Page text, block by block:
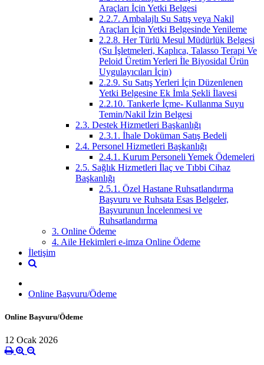
Araçları İçin Yetki Belgesi
2.2.7. Ambalajlı Su Satış veya Nakil
Araçları İçin Yetki Belgesinde Yenileme
2.2.8. Her Türlü Mesul Müdürlük Belgesi
(Su İşletmeleri, Kaplıca, Talasso Terapi Ve
Peloid Üretim Yerleri İle Biyosidal Ürün
Uygulayıcıları İçin)
2.2.9. Su Satış Yerleri İçin Düzenlenen
Yetki Belgesine Ek İmla Şekli İlavesi
2.2.10. Tankerle İçme- Kullanma Suyu
Temin/Nakil İzin Belgesi
2.3. Destek Hizmetleri Başkanlığı
2.3.1. İhale Doküman Satış Bedeli
2.4. Personel Hizmetleri Başkanlığı
2.4.1. Kurum Personeli Yemek Ödemeleri
2.5. Sağlık Hizmetleri İlaç ve Tıbbi Cihaz
Başkanlığı
2.5.1. Özel Hastane Ruhsatlandırma
Başvuru ve Ruhsata Esas Belgeler,
Başvurunun İncelenmesi ve
Ruhsatlandırma
3. Online Ödeme
4. Aile Hekimleri e-imza Online Ödeme
İletişim
Online Başvuru/Ödeme
Online Başvuru/Ödeme
12 Ocak 2026